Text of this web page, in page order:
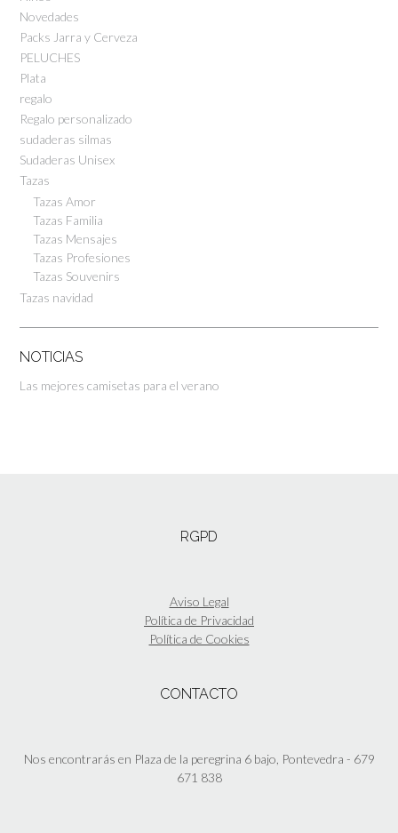
Novedades
Packs Jarra y Cerveza
PELUCHES
Plata
regalo
Regalo personalizado
sudaderas silmas
Sudaderas Unisex
Tazas
Tazas Amor
Tazas Familia
Tazas Mensajes
Tazas Profesiones
Tazas Souvenirs
Tazas navidad
NOTICIAS
Las mejores camisetas para el verano
RGPD
Aviso Legal
Política de Privacidad
Política de Cookies
CONTACTO
Nos encontrarás en Plaza de la peregrina 6 bajo, Pontevedra - 679
671 838